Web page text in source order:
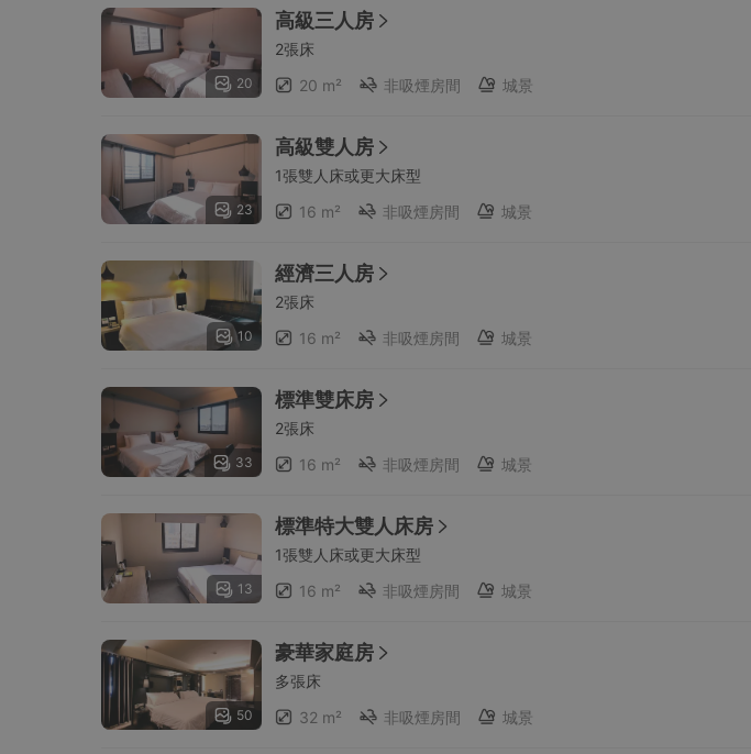
20
高級三人房
2張床
20 m²
非吸煙房間 城景
23
高級雙人房
1張雙人床或更大床型
16 m²
非吸煙房間 城景
10
經濟三人房
2張床
16 m²
非吸煙房間 城景
33
標準雙床房
2張床
16 m²
非吸煙房間 城景
13
標準特大雙人床房
1張雙人床或更大床型
16 m²
非吸煙房間 城景
50
豪華家庭房
多張床
32 m²
非吸煙房間 城景